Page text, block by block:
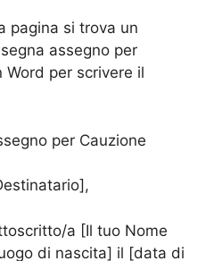
pagina si trova un
assegno per
Word per scrivere il
per Cauzione
a [Il tuo Nome
di nascita] il [data di